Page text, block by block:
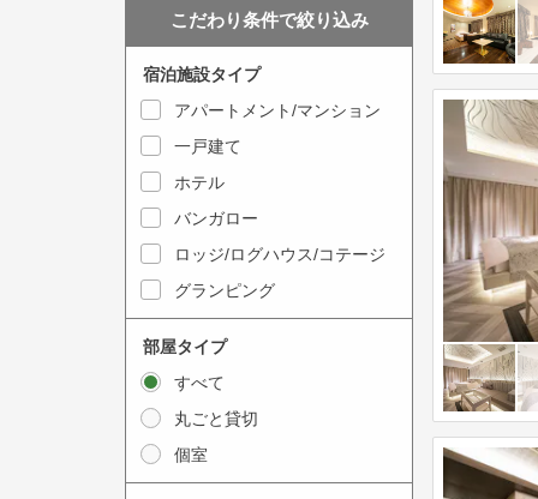
e
t
o
t
e
a
c
t
w
i
w
k
t
o
n
t
e
r
a
c
こだわり条件で絞り込み
宿泊施設タイプ
アパートメント/マンション
一戸建て
ホテル
バンガロー
ロッジ/ログハウス/コテージ
グランピング
部屋タイプ
すべて
丸ごと貸切
個室